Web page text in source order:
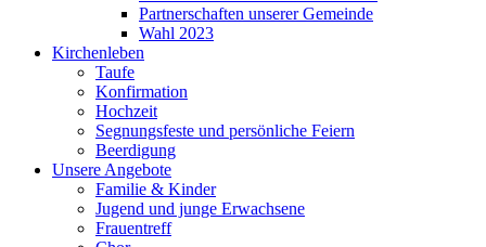
Partnerschaften unserer Gemeinde
Wahl 2023
Kirchenleben
Taufe
Konfirmation
Hochzeit
Segnungsfeste und persönliche Feiern
Beerdigung
Unsere Angebote
Familie & Kinder
Jugend und junge Erwachsene
Frauentreff